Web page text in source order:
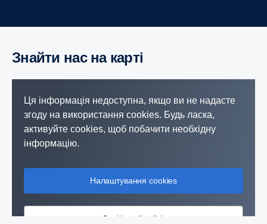
Знайти нас на карті
Ця інформація недоступна, якщо ви не надасте
згоду на використання cookies. Будь ласка,
активуйте cookies, щоб побачити необхідну
інформацію.
Налаштування cookies
Cookie policy link